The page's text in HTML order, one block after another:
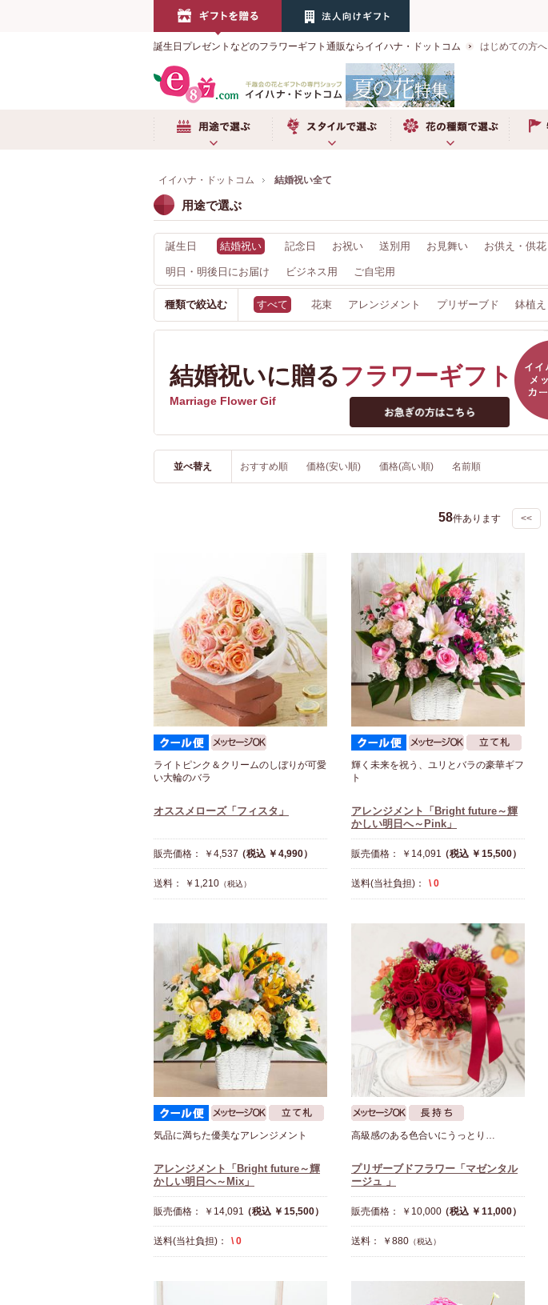
誕生日プレゼントなどのフラワーギフト通販ならイイハナ・ドットコム はじめての方へ
イイハナ・ドットコム 結婚祝い全て
用途で選ぶ
誕生日 結婚祝い 記念日 お祝い 送別用 お見舞い お供え・供花
明日・明後日にお届け ビジネス用 ご自宅用
種類で絞込む すべて 花束 アレンジメント プリザーブド 鉢植え
結婚祝いに贈るフラワーギフト
Marriage Flower Gif
並べ替え おすすめ順 価格(安い順) 価格(高い順) 名前順
58件あります <<
ライトピンク＆クリームのしぼりが可愛
い大輪のバラ
オススメローズ「フィスタ」
販売価格： ￥4,537（税込 ￥4,990）
送料： ￥1,210 （税込）
輝く未来を祝う、ユリとバラの豪華ギフ
ト
アレンジメント「Bright future～輝
かしい明日へ～Pink」
販売価格： ￥14,091（税込 ￥15,500）
送料(当社負担)： \ 0
気品に満ちた優美なアレンジメント
アレンジメント「Bright future～輝
かしい明日へ～Mix」
販売価格： ￥14,091（税込 ￥15,500）
送料(当社負担)： \ 0
高級感のある色合いにうっとり…
プリザーブドフラワー「マゼンタル
ージュ 」
販売価格： ￥10,000（税込 ￥11,000）
送料： ￥880 （税込）